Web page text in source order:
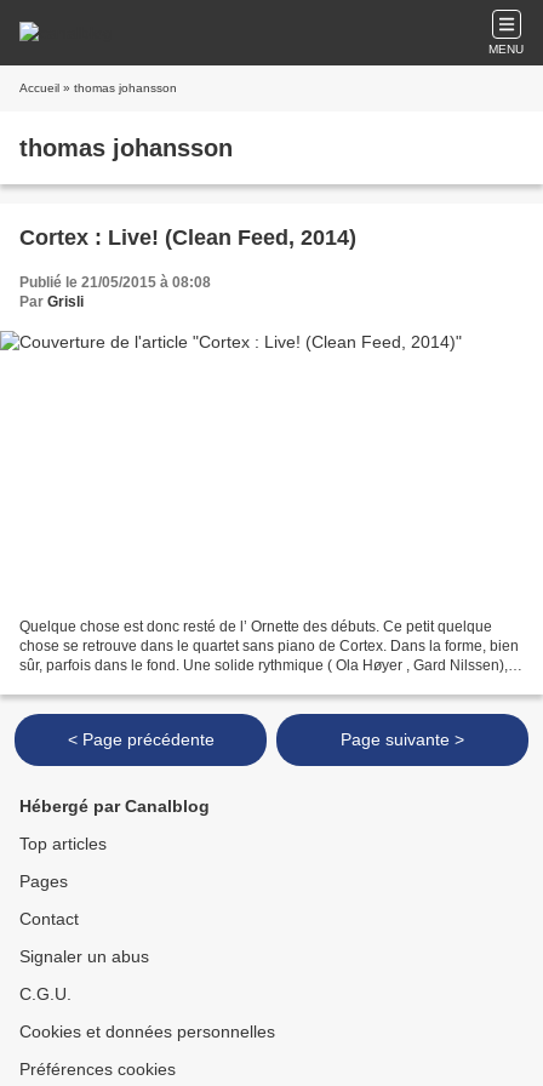
MENU
Accueil » thomas johansson
thomas johansson
Cortex : Live! (Clean Feed, 2014)
Publié le 21/05/2015 à 08:08
Par Grisli
Quelque chose est donc resté de l’ Ornette des débuts. Ce petit quelque
chose se retrouve dans le quartet sans piano de Cortex. Dans la forme, bien
sûr, parfois dans le fond. Une solide rythmique ( Ola Høyer , Gard Nilssen),
< Page précédente Page suivante >
Hébergé par Canalblog
Top articles
Pages
Contact
Signaler un abus
C.G.U.
Cookies et données personnelles
Préférences cookies